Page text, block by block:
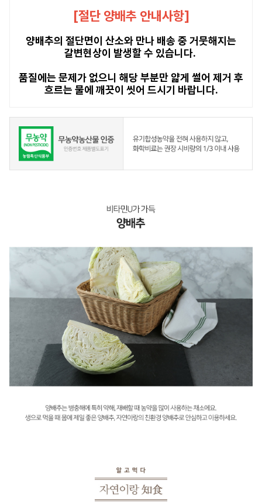
[절단 양배추 안내사항]
양배추의 절단면이 산소와 만나 배송 중 거뭇해지는
갈변현상이 발생할 수 있습니다.
품질에는 문제가 없으니 해당 부분만 얇게 썰어 제거 후
흐르는 물에 깨끗이 씻어 드시기 바랍니다.